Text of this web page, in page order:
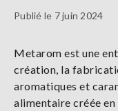
Publié le 7 juin 2024
Metarom est une
création, la
aromatiques et
alimentaire créée